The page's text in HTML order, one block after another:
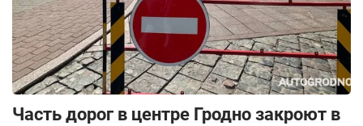
Часть дорог в центре Гродно закроют в